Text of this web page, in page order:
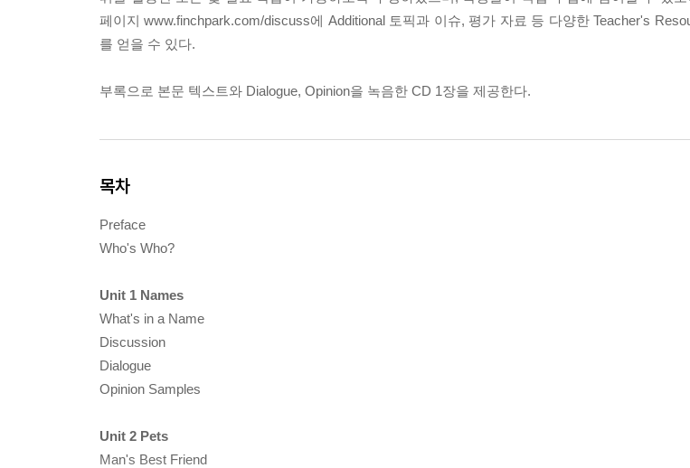
페이지 www.finchpark.com/discuss에 Additional 토픽과 이슈, 평가 자료 등 다양한 Teacher's
를 얻을 수 있다.
부록으로 본문 텍스트와 Dialogue, Opinion을 녹음한 CD 1장을 제공한다.
목차
Preface
Who's Who?
Unit 1 Names
What's in a Name
Discussion
Dialogue
Opinion Samples
Unit 2 Pets
Man's Best Friend